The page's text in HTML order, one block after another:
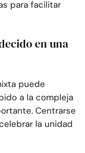
para facilitar
en una
puede
a la compleja
Centrarse
la unidad